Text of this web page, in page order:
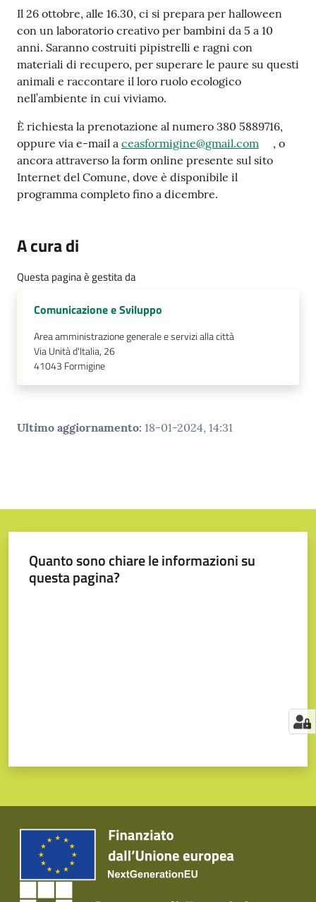
Tutti
gli
argomenti...
su
Il 26 ottobre, alle 16.30, ci si prepara per halloween
con un laboratorio creativo per bambini da 5 a 10
anni. Saranno costruiti pipistrelli e ragni con
materiali di recupero, per superare le paure su questi
animali e raccontare il loro ruolo ecologico
nell’ambiente in cui viviamo.
È richiesta la prenotazione al numero 380 5889716,
oppure via e-mail a ceasformigine@gmail.com
, o
ancora attraverso la form online presente sul sito
Internet del Comune, dove è disponibile il
programma completo fino a dicembre.
A cura di
Questa pagina è gestita da
Comunicazione e Sviluppo
Area amministrazione generale e servizi alla città
Via Unità d'Italia, 26
41043 Formigine
Ultimo aggiornamento: 18-01-2024, 14:31
Quanto sono chiare le informazioni su
questa pagina?